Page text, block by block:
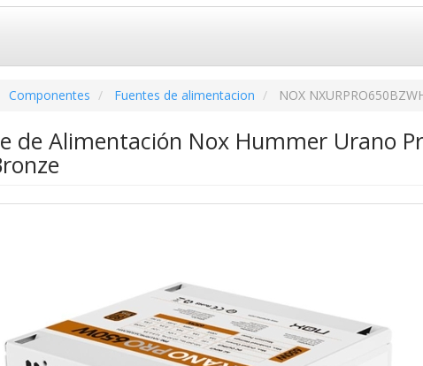
Componentes Fuentes de alimentacion NOX
de Alimentación Nox Hummer Urano